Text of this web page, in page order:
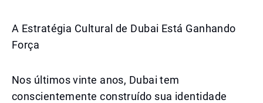
A Estratégia Cultural de Dubai Está Ganhando
Força
Nos últimos vinte anos, Dubai tem
conscientemente construído sua identidade